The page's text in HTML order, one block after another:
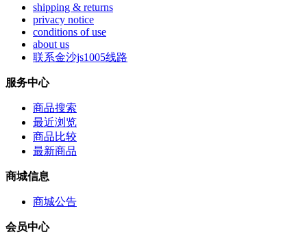
shipping & returns
privacy notice
conditions of use
about us
联系金沙js1005线路
服务中心
商品搜索
最近浏览
商品比较
最新商品
商城信息
商城公告
会员中心